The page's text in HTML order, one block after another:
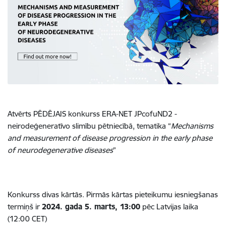
Atvērts PĒDĒJAIS konkurss ERA-NET JPcofuND2 -
neirodeģeneratīvo slimību pētniecībā, tematika “Mechanisms
and measurement of disease progression in the early phase
of neurodegenerative diseases”
Konkurss divas kārtās. Pirmās kārtas pieteikumu iesniegšanas
termiņš ir 2024. gada 5. marts, 13:00 pēc Latvijas laika
(12:00 CET)